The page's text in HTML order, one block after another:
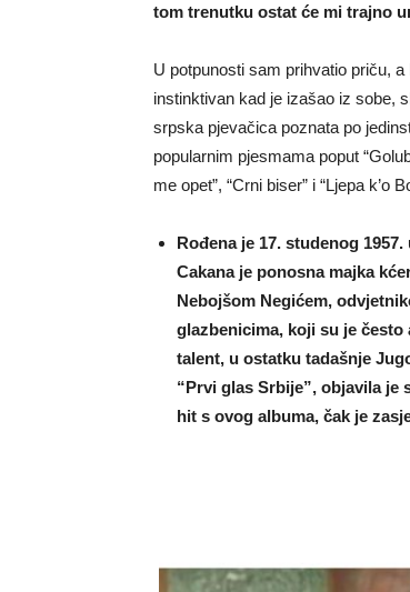
tom trenutku ostat će mi trajno
U potpunosti sam prihvatio priču,
instinktivan kad je izašao iz sobe,
srpska pjevačica poznata po
popularnim pjesmama poput
me opet”, “Crni biser” i “Ljepa k’o
Rođena je 17. studenog
Cakana je ponosna majka
Nebojšom Negićem,
glazbenicima, koji su je
talent, u ostatku tadašnje
“Prvi glas Srbije”, objavila je
hit s ovog albuma, čak je